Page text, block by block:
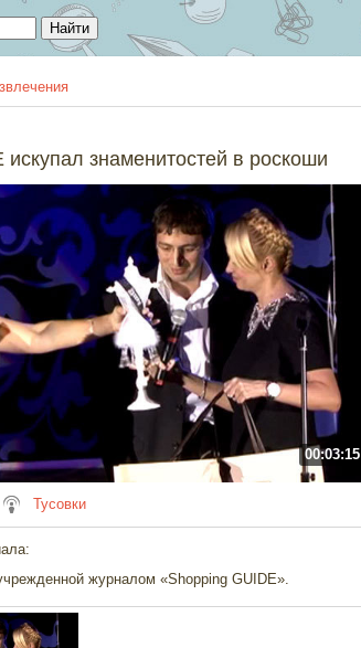
искупал знаменитостей в роскоши
00:03:15
Тусовки
:
журналом «Shopping GUIDE».